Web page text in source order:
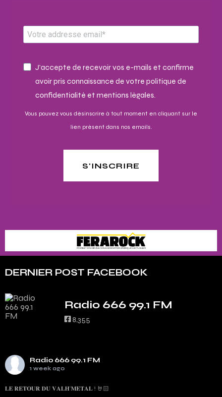
J'accepte de recevoir vos e-mails et confirme
avoir pris connaissance de votre politique de
confidentialité et mentions légales.
Vous pouvez vous désinscrire à tout moment en cliquant sur le
lien présent dans nos emails.
S'INSCRIRE
DERNIER POST FACEBOOK
Radio 666 99.1 FM
8,355
Radio 666 99.1 FM
1 week ago
𝐋𝐄 𝐑𝐄𝐓𝐎𝐔𝐑 𝐃𝐔 𝐕𝐀𝐋𝐇’𝐌𝐄𝐓𝐀𝐋 ! 🤘🏻